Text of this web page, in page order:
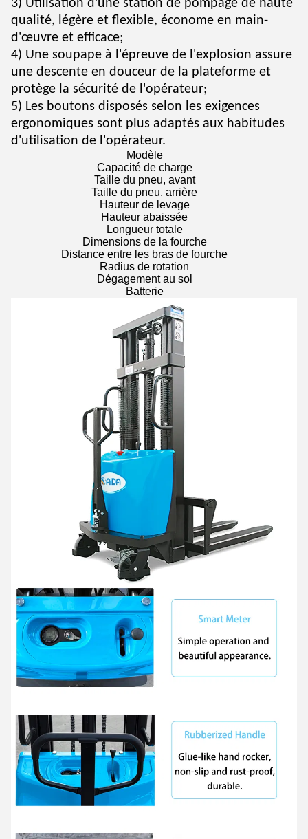
3) Utilisation d'une station de pompage de haute
qualité, légère et flexible, économe en main-
d'œuvre et efficace;
4) Une soupape à l'épreuve de l'explosion assure
une descente en douceur de la plateforme et
protège la sécurité de l'opérateur;
5) Les boutons disposés selon les exigences
ergonomiques sont plus adaptés aux habitudes
d'utilisation de l'opérateur.
Modèle
Capacité de charge
Taille du pneu, avant
Taille du pneu, arrière
Hauteur de levage
Hauteur abaissée
Longueur totale
Dimensions de la fourche
Distance entre les bras de fourche
Radius de rotation
Dégagement au sol
Batterie